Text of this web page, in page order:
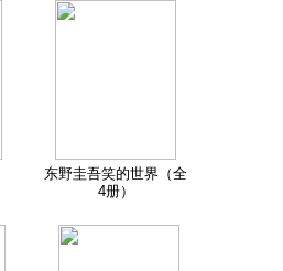
东野圭吾笑的世界（全
4册）